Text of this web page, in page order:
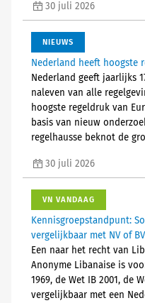
30 juli 2026
NIEUWS
Nederland heeft hoogste
Nederland geeft jaarlijks
naleven van alle
hoogste regeldruk van
basis van nieuw
regelhausse beknot de
30 juli 2026
VN VANDAAG
Kennisgroepstandpunt:
vergelijkbaar met NV of BV
Een naar het recht van
Anonyme Libanaise is
1969, de Wet IB 2001, de
vergelijkbaar met een